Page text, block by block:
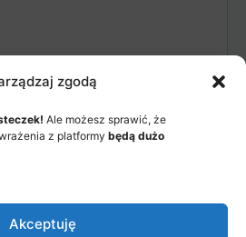
zgodą
Ale możesz sprawić, że
z platformy będą dużo
Akceptuję
MENU